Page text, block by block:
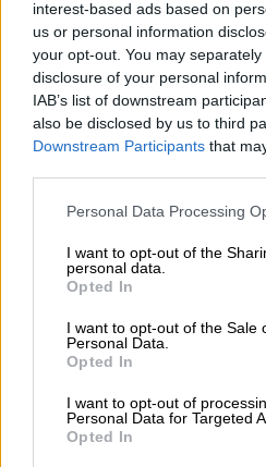
interest-based ads based on
us or personal information
your opt-out. You may
disclosure of your personal
IAB’s list of downstream
also be disclosed by us to third
Downstream Participants that
Personal Data Processing
I want to opt-out of the
personal data.
Opted In
I want to opt-out of the Sale
Personal Data.
Opted In
I want to opt-out of
Personal Data for Targeted
Opted In
05.08.2026
Η νέα εποχή στην εκπαίδευση
διαμεσολαβητών